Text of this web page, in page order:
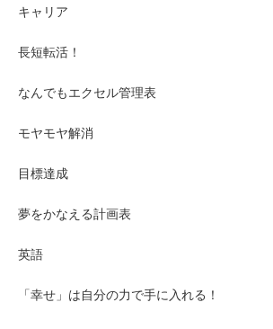
キャリア
長短転活！
なんでもエクセル管理表
モヤモヤ解消
目標達成
夢をかなえる計画表
英語
「幸せ」は自分の力で手に入れる！